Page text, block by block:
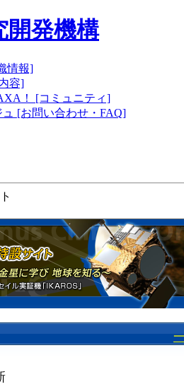
開発機構
情報]
容]
！ [コミュニティ]
[お問い合わせ・FAQ]